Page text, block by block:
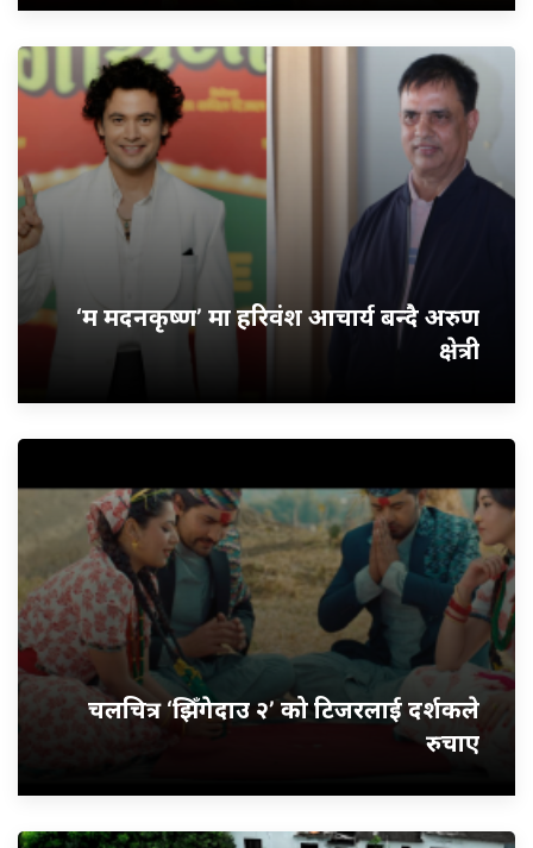
‘म मदनकृष्ण’ मा हरिवंश आचार्य बन्दै अरुण
क्षेत्री
चलचित्र ‘झिँगेदाउ २’ को टिजरलाई दर्शकले
रुचाए